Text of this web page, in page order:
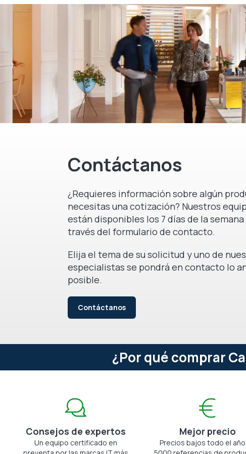
Contáctanos
¿Requieres información sobre algún
necesitas una cotización? Nuestros
están disponibles los 7 días de la semana
través del formulario de contacto.
Elija el tema de su solicitud y uno de
especialistas se pondrá en contacto lo
posible.
Contáctanos
¿Por qué comprar
Consejos de expertos
Un equipo certificado en
Mejor precio
Precios bajos todo el